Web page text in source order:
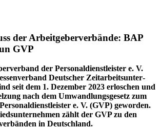
der Arbeit­ge­ber­ver­bände: BAP
GVP
der Perso­nal­dienst­leister e. V.
Deutscher Zeitar­beits­un­ter­
seit dem 1. Dezember 2023 erloschen und
nach dem Umwand­lungs­gesetz zum
e. V. (GVP) geworden.
zählt der GVP zu den
in Deutschland.